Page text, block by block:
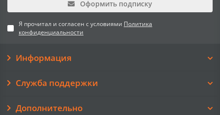
Оформить подписку
Я прочитал и согласен с условиями Политика
конфиденциальности
Информация
Служба поддержки
Дополнительно